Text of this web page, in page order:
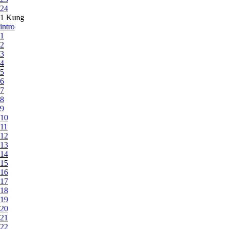
24
1 Kung
intro
1
2
3
4
5
6
7
8
9
10
11
12
13
14
15
16
17
18
19
20
21
22